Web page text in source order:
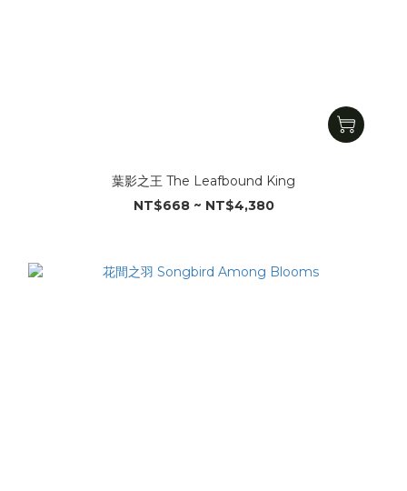
葉影之王 The Leafbound King
NT$668 ~ NT$4,380